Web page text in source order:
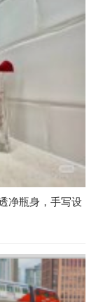
净瓶身，手写设